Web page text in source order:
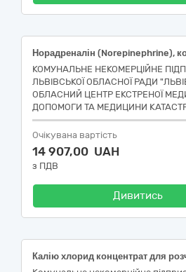
КОМУНАЛЬНЕ НЕКОМЕРЦІЙНЕ
ЛЬВІВСЬКОЇ ОБЛАСНОЇ РАДИ
ОБЛАСНИЙ ЦЕНТР ЕКСТРЕНОЇ
ДОПОМОГИ ТА МЕДИЦИНИ
Очікувана вартість
14 907,00 UAH
з ПДВ
Дивитись